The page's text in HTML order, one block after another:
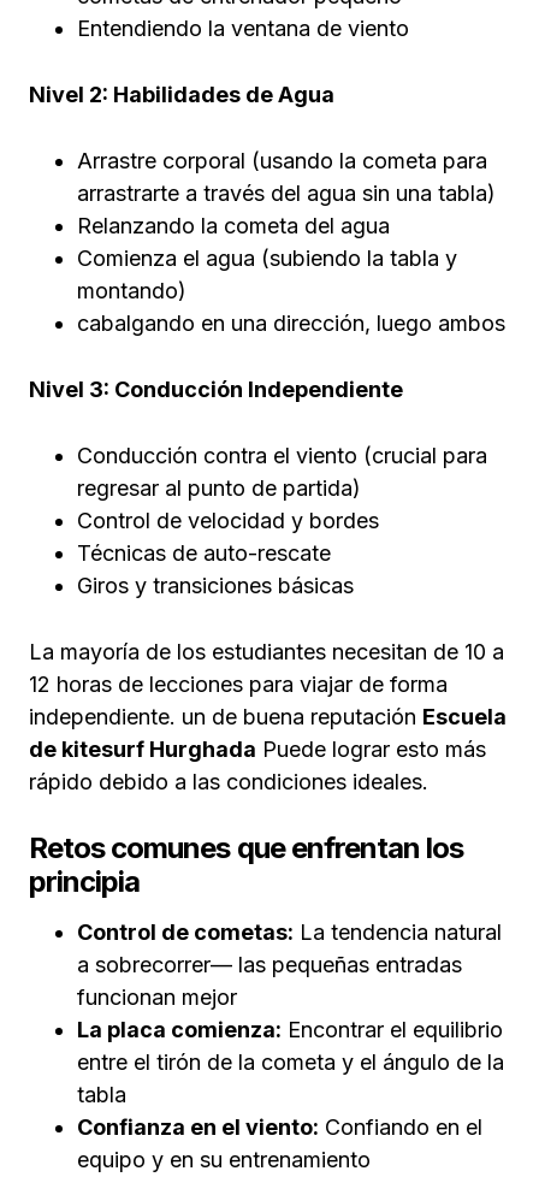
Entendiendo la ventana de viento
Nivel 2: Habilidades de Agua
Arrastre corporal (usando la cometa para
arrastrarte a través del agua sin una tabla)
Relanzando la cometa del agua
Comienza el agua (subiendo la tabla y
montando)
cabalgando en una dirección, luego ambos
Nivel 3: Conducción Independiente
Conducción contra el viento (crucial para
regresar al punto de partida)
Control de velocidad y bordes
Técnicas de auto-rescate
Giros y transiciones básicas
La mayoría de los estudiantes necesitan de 10 a
12 horas de lecciones para viajar de forma
independiente. un de buena reputación Escuela
de kitesurf Hurghada Puede lograr esto más
rápido debido a las condiciones ideales.
Retos comunes que enfrentan los
principia
Control de cometas: La tendencia natural
a sobrecorrer— las pequeñas entradas
funcionan mejor
La placa comienza: Encontrar el equilibrio
entre el tirón de la cometa y el ángulo de la
tabla
Confianza en el viento: Confiando en el
equipo y en su entrenamiento